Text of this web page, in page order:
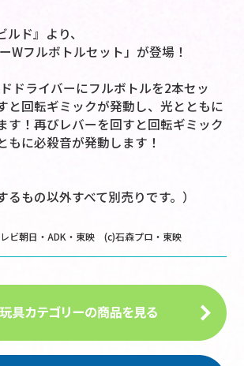
ルド』より、
Wフルボトルセット」が登場！
ドライバーにフルボトルを2本セッ
と回転ギミックが発動し、光とともに
す！再びレバーを回すと回転ギミック
もに必殺音が発動します！
るもの以外すべて別売りです。）
ビ朝日・ADK・東映 (c)石森プロ・東映